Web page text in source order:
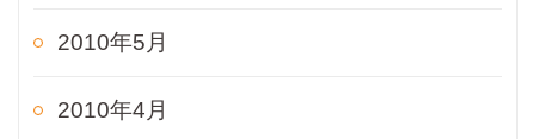
2010年5月
2010年4月